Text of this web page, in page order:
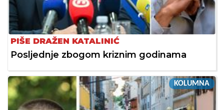
PIŠE DRAŽEN KATALINIĆ
Posljednje zbogom kriznim godinama
KOLUMNA